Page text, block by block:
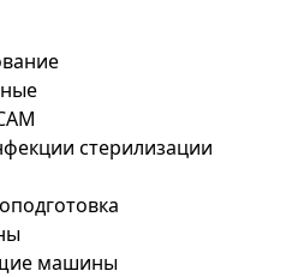
стерилизации
машины